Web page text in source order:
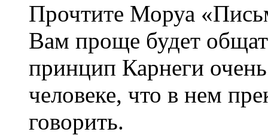
Прочтите Моруа
Вам проще будет
принцип Карнеги
человеке, что в нем
говорить.